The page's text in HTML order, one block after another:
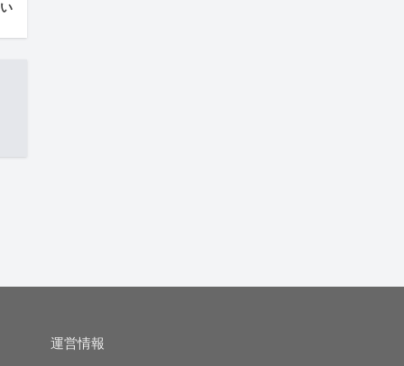
運営情報